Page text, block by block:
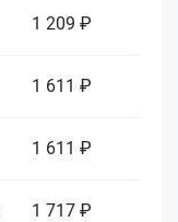
1 209 ₽
1 611 ₽
1 611 ₽
1 717 ₽